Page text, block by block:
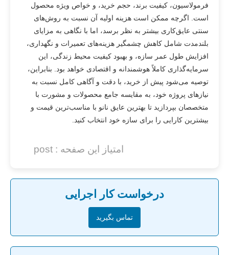
فرمولاسیون، کیفیت برند، حجم خرید، و خواص ویژه محصول
است. اگرچه ممکن است هزینه اولیه آن نسبت به روش‌های
سنتی عایق‌کاری بیشتر به نظر برسد، اما با نگاهی به مزایای
بلندمدت شامل کاهش چشمگیر هزینه‌های تعمیرات و نگهداری،
افزایش طول عمر سازه، و بهبود کیفیت محیط زندگی، این
سرمایه‌گذاری کاملاً هوشمندانه و اقتصادی خواهد بود. بنابراین،
توصیه می‌شود پیش از خرید، با دقت و آگاهی کامل نسبت به
نیازهای پروژه خود، به مقایسه جامع محصولات و مشورت با
متخصصان بپردازید تا بهترین عایق نانو با مناسب‌ترین قیمت و
بیشترین کارایی را برای سازه خود انتخاب کنید.
امتیاز این صفحه : post
درخواست کار اجرایی
تماس بگیرید